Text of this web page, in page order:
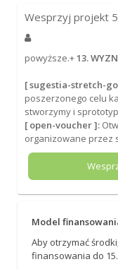
Wesprzyj projekt
powyższe.+13.
[ sugestia-stretch-
poszerzonego celu
stworzymy i
[ open-voucher ]:
organizowane przez
Model
Aby otrzymać
finansowania do